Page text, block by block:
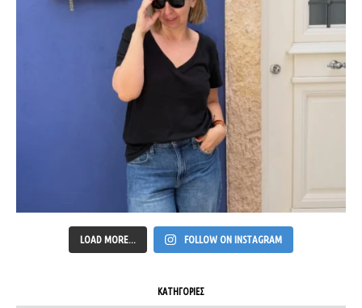
LOAD MORE... FOLLOW ON INSTAGRAM
ΚΑΤΗΓΟΡΙΕΣ